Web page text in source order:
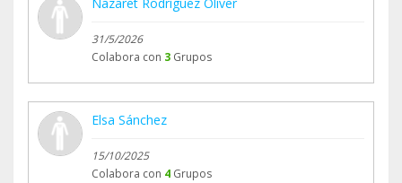
Nazaret Rodríguez Oliver
31/5/2026
Colabora con 3 Grupos
Elsa Sánchez
15/10/2025
Colabora con 4 Grupos